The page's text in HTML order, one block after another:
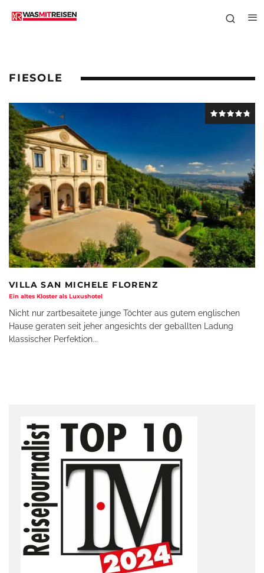
FIESOLE
VILLA SAN MICHELE FLORENZ
Ein altes Kloster als Luxushotel
Nicht nur zartbesaitete junge Töchter aus gutem englischen
Hause geraten seit jeher angesichts der geballten Ladung
klassischer Perfektion...